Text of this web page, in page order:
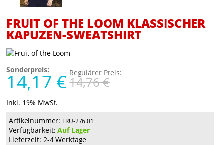
FRUIT OF THE LOOM KLASSISCHER
KAPUZEN-SWEATSHIRT
Sonderpreis:
14,17 € Regulärer Preis:
14,76 €
Inkl. 19% MwSt.
Artikelnummer: FRU-276.01
Verfügbarkeit:Auf Lager
Lieferzeit: 2-4 Werktage